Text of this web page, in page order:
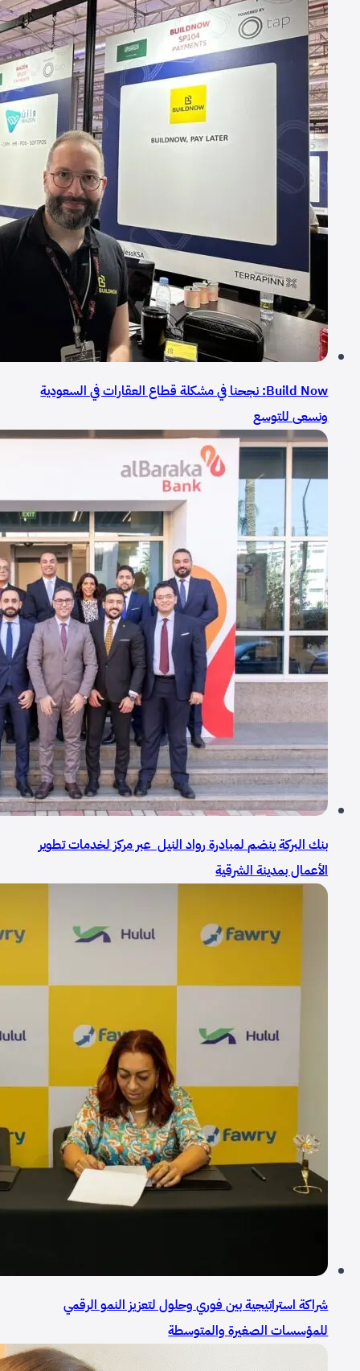
Build Now: نجحنا في مشكلة قطاع العقارات في السعودية
ونسعى للتوسع
بنك البركة ينضم لمبادرة رواد النيل عبر مركز لخدمات تطوير
الأعمال بمدينة الشرقية
شراكة استراتيجية بين فوري وحلول لتعزيز النمو الرقمي
للمؤسسات الصغيرة والمتوسطة